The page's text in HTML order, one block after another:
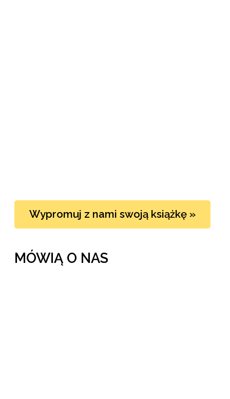
Wypromuj z nami swoją książkę »
MÓWIĄ O NAS